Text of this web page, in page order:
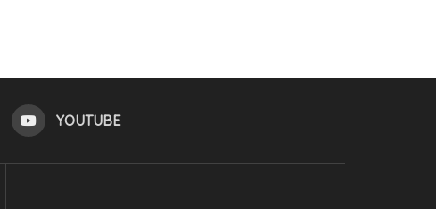
YOUTUBE